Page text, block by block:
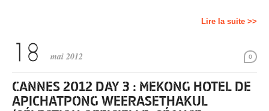
Lire la suite >>
0
mai 2012
CANNES 2012 DAY 3 : MEKONG HOTEL DE
APICHATPONG WEERASETHAKUL